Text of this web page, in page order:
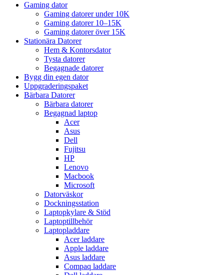
Gaming dator
Gaming datorer under 10K
Gaming datorer 10–15K
Gaming datorer över 15K
Stationära Datorer
Hem & Kontorsdator
Tysta datorer
Begagnade datorer
Bygg din egen dator
Uppgraderingspaket
Bärbara Datorer
Bärbara datorer
Begagnad laptop
Acer
Asus
Dell
Fujitsu
HP
Lenovo
Macbook
Microsoft
Datorväskor
Dockningsstation
Laptopkylare & Stöd
Laptoptillbehör
Laptopladdare
Acer laddare
Apple laddare
Asus laddare
Compaq laddare